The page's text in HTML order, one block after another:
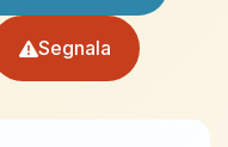
Segnala